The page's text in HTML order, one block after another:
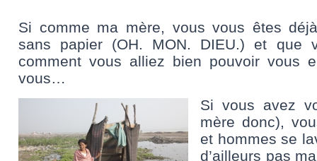
Si comme ma mère, vous vous êtes
sans papier (OH. MON. DIEU.) et que
comment vous alliez bien pouvoir vous
vous…
Si vous avez
mère donc),
et hommes se
d’ailleurs pas